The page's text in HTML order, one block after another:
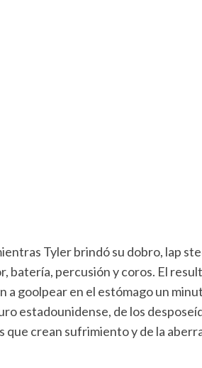
Tyler brindó su dobro, lap
batería, percusión y coros. El
a goolpear en el estómago un
estadounidense, de los
crean sufrimiento y de la